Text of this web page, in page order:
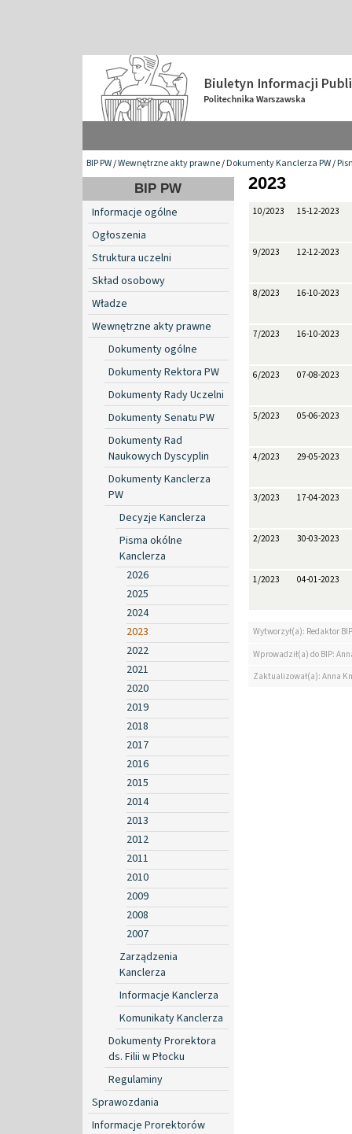
BIP PW/Wewnętrzne akty prawne/Dokumenty Kanclerza PW/
BIP PW
Informacje ogólne
Ogłoszenia
Struktura uczelni
Skład osobowy
Władze
Wewnętrzne akty prawne
Dokumenty ogólne
Dokumenty Rektora PW
Dokumenty Rady Uczelni
Dokumenty Senatu PW
Dokumenty Rad
Naukowych Dyscyplin
Dokumenty Kanclerza
PW
Decyzje Kanclerza
Pisma okólne
Kanclerza
2026
2025
2024
2023
2022
2021
2020
2019
2018
2017
2016
2015
2014
2013
2012
2011
2010
2009
2008
2007
Zarządzenia
Kanclerza
Informacje Kanclerza
Komunikaty Kanclerza
Dokumenty Prorektora
ds. Filii w Płocku
Regulaminy
Sprawozdania
Informacje Prorektorów
2023
10/2023 15-12-2023
9/2023 12-12-2023
8/2023 16-10-2023
7/2023 16-10-2023
6/2023 07-08-2023
5/2023 05-06-2023
4/2023 29-05-2023
3/2023 17-04-2023
2/2023 30-03-2023
1/2023 04-01-2023
Wytworzył(a): Redaktor BIP
Wprowadził(a) do BIP:
Zaktualizował(a): Anna